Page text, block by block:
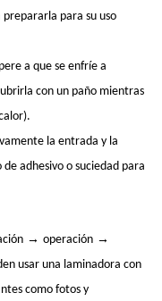
prepararla para su uso
a que se enfríe a
con un paño mientras
la entrada y la
adhesivo o suciedad para
→ operación →
usar una laminadora con
como fotos y